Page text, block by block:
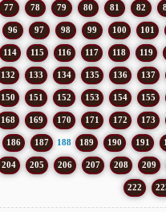
77 78 79 80 81 82
96 97 98 99 100 101
114 115 116 117 118 119
132 133 134 135 136 137
150 151 152 153 154 155
168 169 170 171 172 173
186 187 188 189 190 191
204 205 206 207 208 209
222